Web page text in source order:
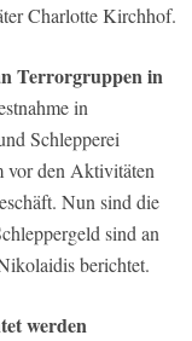
Charlotte Kirchhof.
Terrorgruppen in
in
Schlepperei
vor den Aktivitäten
Nun sind die
sind an
berichtet.
werden